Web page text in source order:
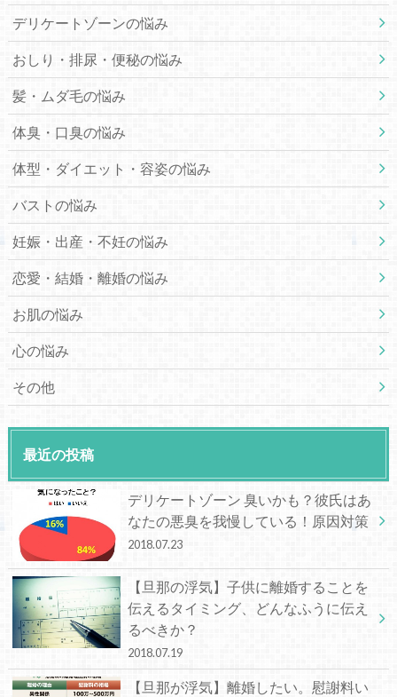
デリケートゾーンの悩み
おしり・排尿・便秘の悩み
髪・ムダ毛の悩み
体臭・口臭の悩み
体型・ダイエット・容姿の悩み
バストの悩み
妊娠・出産・不妊の悩み
恋愛・結婚・離婚の悩み
お肌の悩み
心の悩み
その他
最近の投稿
デリケートゾーン 臭いかも？彼氏はあ
なたの悪臭を我慢している！原因対策
2018.07.23
【旦那の浮気】子供に離婚することを
伝えるタイミング、どんなふうに伝え
るべきか？
2018.07.19
【旦那が浮気】離婚したい。慰謝料い